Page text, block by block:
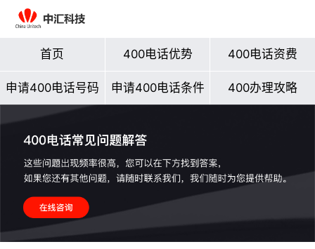
首页 400电话优势 400电话资费
申请400电话号码 申请400电话条件 400办理攻略